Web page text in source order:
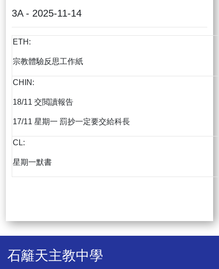
3A - 2025-11-14
ETH:
宗教體驗反思工作紙
CHIN:
18/11 交閲讀報告
17/11 星期一 罰抄一定要交給科長
CL:
星期一默書
石籬天主教中學